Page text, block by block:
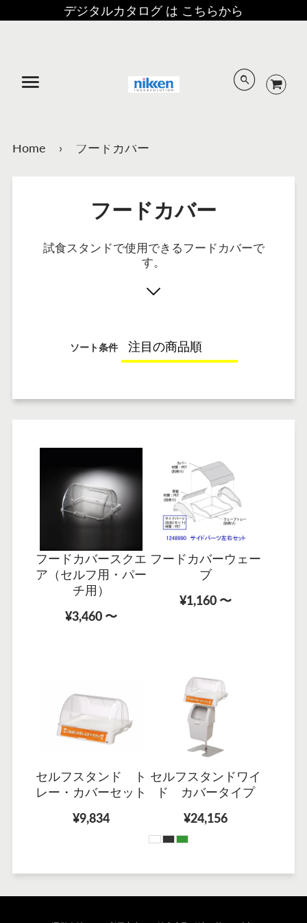
デジタルカタログ は こちらから
Home › フードカバー
フードカバー
試食スタンドで使用できるフードカバーで
す。
ソート条件
フードカバースクエ
ア（セルフ用・パー
チ用）
¥3,460 〜
フードカバーウェー
ブ
¥1,160 〜
セルフスタンド ト
レー・カバーセット
¥9,834
セルフスタンドワイ
ド カバータイプ
¥24,156